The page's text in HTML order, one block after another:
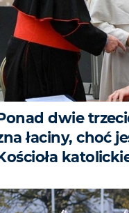
dwie
łaciny, choć